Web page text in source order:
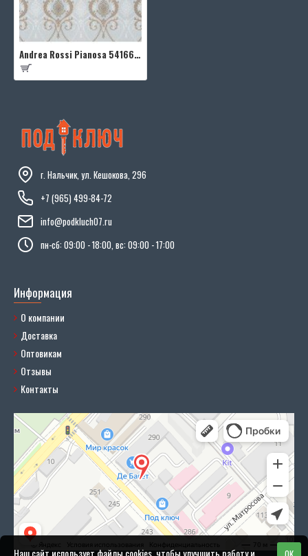
Andrea Rossi Pianosa 54166-4
г. Нальчик, ул. Кешокова, 296
+7 (965) 499-84-72
info@podkluch07.ru
пн-сб: 09:00 - 18:00, вс: 09:00 - 17:00
Информация
О компании
Доставка
Оптовикам
Отзывы
Контакты
Наш сайт использует файлы cookies, чтобы улучшить работу и